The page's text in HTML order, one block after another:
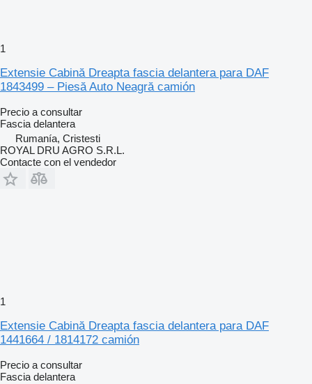
1
Extensie Cabină Dreapta fascia delantera para DAF
1843499 – Piesă Auto Neagră camión
Precio a consultar
Fascia delantera
Rumanía, Cristesti
ROYAL DRU AGRO S.R.L.
Contacte con el vendedor
1
Extensie Cabină Dreapta fascia delantera para DAF
1441664 / 1814172 camión
Precio a consultar
Fascia delantera